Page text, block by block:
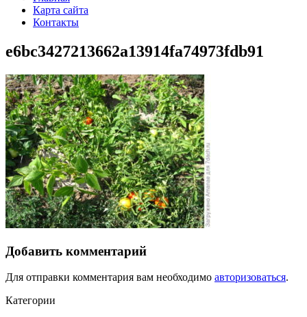
Карта сайта
Контакты
e6bc3427213662a13914fa74973fdb91
Добавить комментарий
Для отправки комментария вам необходимо авторизоваться.
Категории